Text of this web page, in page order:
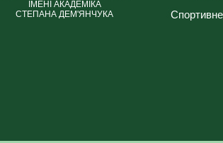
ІМЕНІ АКАДЕМІКА
СТЕПАНА ДЕМ'ЯНЧУКА